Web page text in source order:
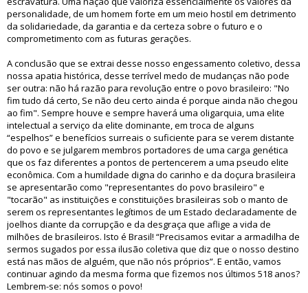
personalidade, de um homem forte em um meio hostil em detrimento
da solidariedade, da garantia e da certeza sobre o futuro e o
comprometimento com as futuras gerações.
A conclusão que se extrai desse nosso engessamento coletivo, dessa
nossa apatia histórica, desse terrível medo de mudanças não pode
ser outra: não há razão para revolução entre o povo brasileiro: "No
fim tudo dá certo, Se não deu certo ainda é porque ainda não chegou
ao fim". Sempre houve e sempre haverá uma oligarquia, uma elite
intelectual a serviço da elite dominante, em troca de alguns
“espelhos” e benefícios surreais o suficiente para se verem distante
do povo e se julgarem membros portadores de uma carga genética
que os faz diferentes a pontos de pertencerem a uma pseudo elite
econômica. Com a humildade digna do carinho e da doçura brasileira
se apresentarão como "representantes do povo brasileiro" e
"tocarão" as instituições e constituições brasileiras sob o manto de
serem os representantes legítimos de um Estado declaradamente de
joelhos diante da corrupção e da desgraça que aflige a vida de
milhões de brasileiros. Isto é Brasil! “Precisamos evitar a armadilha de
sermos sugados por essa ilusão coletiva que diz que o nosso destino
está nas mãos de alguém, que não nós próprios”. E então, vamos
continuar agindo da mesma forma que fizemos nos últimos 518 anos?
Lembrem-se: nós somos o povo!